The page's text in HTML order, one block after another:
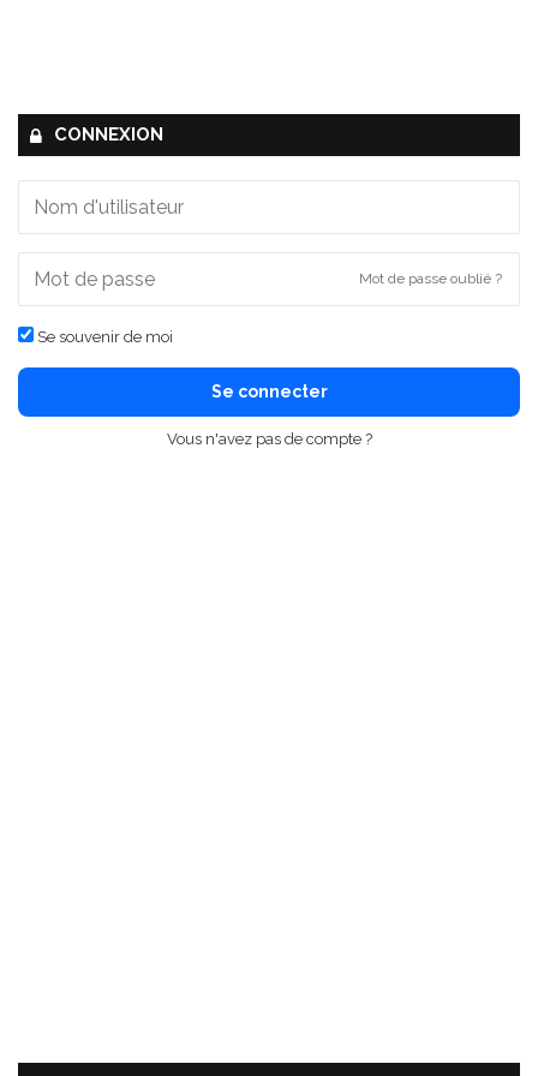
CONNEXION
Mot de passe oublié ?
Se souvenir de moi
Se connecter
Vous n'avez pas de compte ?